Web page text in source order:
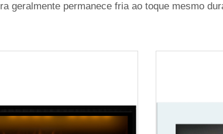
geralmente permanece fria ao toque mesmo